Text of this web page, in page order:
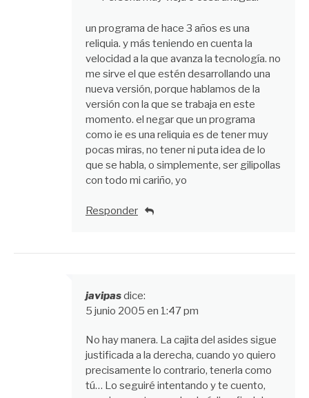
un programa de hace 3 años es una
reliquia. y más teniendo en cuenta la
velocidad a la que avanza la tecnología. no
me sirve el que estén desarrollando una
nueva versión, porque hablamos de la
versión con la que se trabaja en este
momento. el negar que un programa
como ie es una reliquia es de tener muy
pocas miras, no tener ni puta idea de lo
que se habla, o simplemente, ser gilipollas
con todo mi cariño, yo
Responder
javipasdice:
5 junio 2005 en 1:47 pm
No hay manera. La cajita del asides sigue
justificada a la derecha, cuando yo quiero
precisamente lo contrario, tenerla como
tú… Lo seguiré intentando y te cuento,